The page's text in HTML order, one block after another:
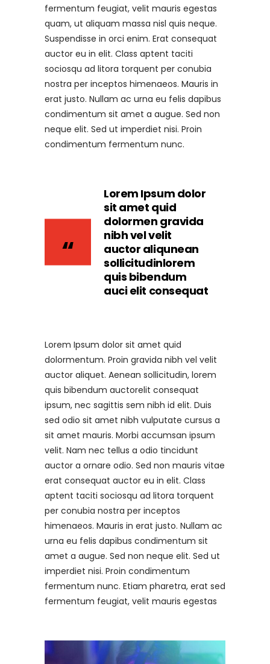
fermentum feugiat, velit mauris egestas
quam, ut aliquam massa nisl quis neque.
Suspendisse in orci enim. Erat consequat
auctor eu in elit. Class aptent taciti
sociosqu ad litora torquent per conubia
nostra per inceptos himenaeos. Mauris in
erat justo. Nullam ac urna eu felis dapibus
condimentum sit amet a augue. Sed non
neque elit. Sed ut imperdiet nisi. Proin
condimentum fermentum nunc.
Lorem Ipsum dolor
sit amet quid
dolormen gravida
nibh vel velit
auctor aliqunean
sollicitudinlorem
quis bibendum
auci elit consequat
Lorem Ipsum dolor sit amet quid
dolormentum. Proin gravida nibh vel velit
auctor aliquet. Aenean sollicitudin, lorem
quis bibendum auctorelit consequat
ipsum, nec sagittis sem nibh id elit. Duis
sed odio sit amet nibh vulputate cursus a
sit amet mauris. Morbi accumsan ipsum
velit. Nam nec tellus a odio tincidunt
auctor a ornare odio. Sed non mauris vitae
erat consequat auctor eu in elit. Class
aptent taciti sociosqu ad litora torquent
per conubia nostra per inceptos
himenaeos. Mauris in erat justo. Nullam ac
urna eu felis dapibus condimentum sit
amet a augue. Sed non neque elit. Sed ut
imperdiet nisi. Proin condimentum
fermentum nunc. Etiam pharetra, erat sed
fermentum feugiat, velit mauris egestas